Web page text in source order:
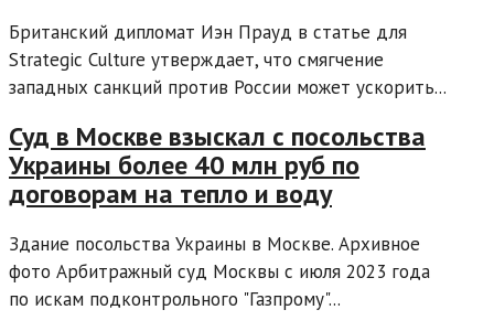
Британский дипломат Иэн Прауд в статье для
Strategic Culture утверждает, что смягчение
западных санкций против России может ускорить...
Суд в Москве взыскал с посольства
Украины более 40 млн руб по
договорам на тепло и воду
Здание посольства Украины в Москве. Архивное
фото Арбитражный суд Москвы с июля 2023 года
по искам подконтрольного "Газпрому"...